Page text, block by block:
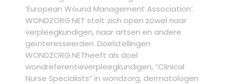
’European Wound Management Association’.
WONDZORG.NET stelt zich open zowel naar
verpleegkundigen, naar artsen en andere
geïnteresseerden. Doelstellingen
WONDZORG.NETheeft als doel
wondreferentieverpleegkundigen, “Clinical
Nurse Specialists” in wondzorg, dermatologen